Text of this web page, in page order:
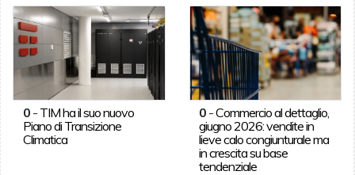
0- TIM ha il suo nuovo
Piano di Transizione
Climatica
0 -Commercio al dettaglio,
giugno 2026: vendite in
lieve calo congiunturale ma
in crescita su base
tendenziale